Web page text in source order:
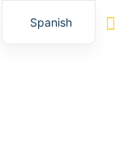
Spanish